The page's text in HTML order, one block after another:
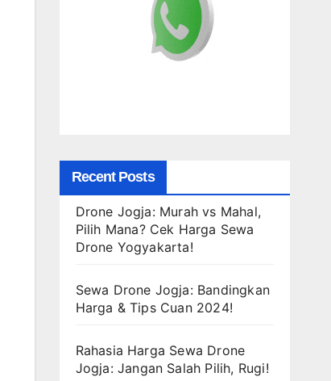
Recent Posts
Drone Jogja: Murah vs Mahal,
Pilih Mana? Cek Harga Sewa
Drone Yogyakarta!
Sewa Drone Jogja: Bandingkan
Harga & Tips Cuan 2024!
Rahasia Harga Sewa Drone
Jogja: Jangan Salah Pilih, Rugi!